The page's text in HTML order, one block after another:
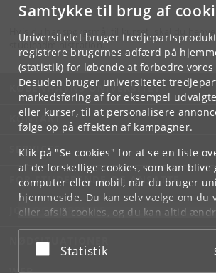
Samtykke til brug af
Universitetet bruger
registrere brugernes adfærd på
(statistik) for løbende at forbedre vores
Desuden bruger universitetet
markedsføring af for eksempel
eller kurser, til at personalisere
følge op på effekten af kampagner.
Klik på "Se cookies" for at se en liste
af de forskellige cookies, som kan blive
computer eller mobil, når du bruger
hjemmeside. Du kan selv vælge om du
eller afslå cookies, og du kan altid
underCookie- og privatlivspolitiksom
bunden af hver side.
Acceptér eller afslå
Statistik
Hvis du har spørgsmål til kurset, skal du
studieadministration.
KØBENHAVNS UNIVERSITET
KONTAKT
SERVICES
FOR STUDERENDE OG ANSATTE
JOB OG KARRIERE
NØDSITUATIONER